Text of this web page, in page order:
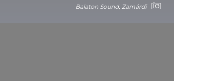
Balaton Sound, Zamárdi